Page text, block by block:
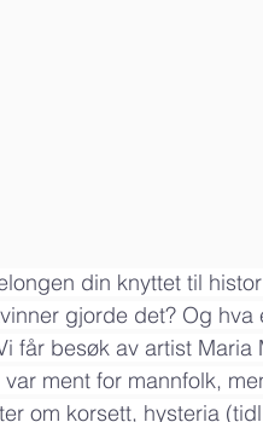
din knyttet til
gjorde det? Og
får besøk av artist
ment for mannfolk,
om korsett, hysteria